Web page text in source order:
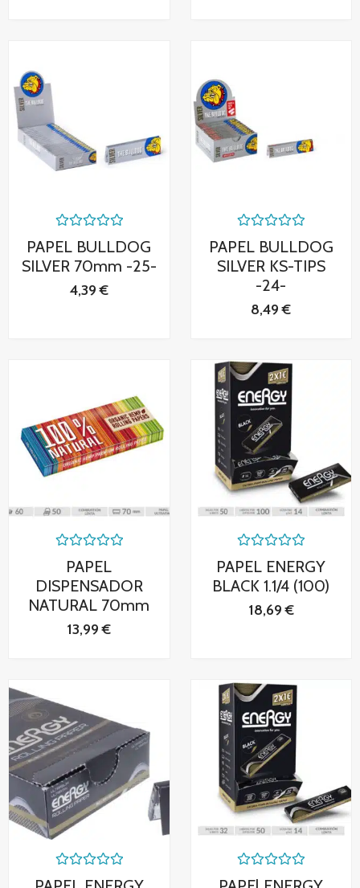
con
0
de
PAPEL BULLDOG
SILVER 70mm -25-
4,39€
con
0
de
PAPEL BULLDOG
SILVER KS-TIPS
-24-
8,49€
con
0
de
5
PAPEL
DISPENSADOR
NATURAL 70mm
13,99€
con
0
de
PAPEL ENERGY
BLACK 1.1/4 (100)
18,69€
Valorado